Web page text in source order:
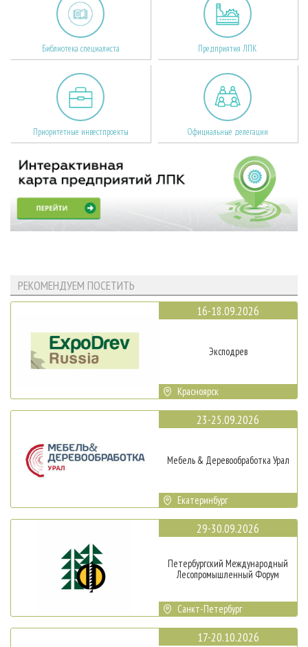
Библиотека специалиста Предприятия ЛПК
Приоритетные инвестпроекты Официальные делегации
РЕКОМЕНДУЕМ ПОСЕТИТЬ
16-18.09.2026
Эксподрев
Красноярск
23-25.09.2026
Мебель & Деревообработка Урал
Екатеринбург
29-30.09.2026
Петербургский Международный
Лесопромышленный Форум
Санкт-Петербург
17-20.10.2026